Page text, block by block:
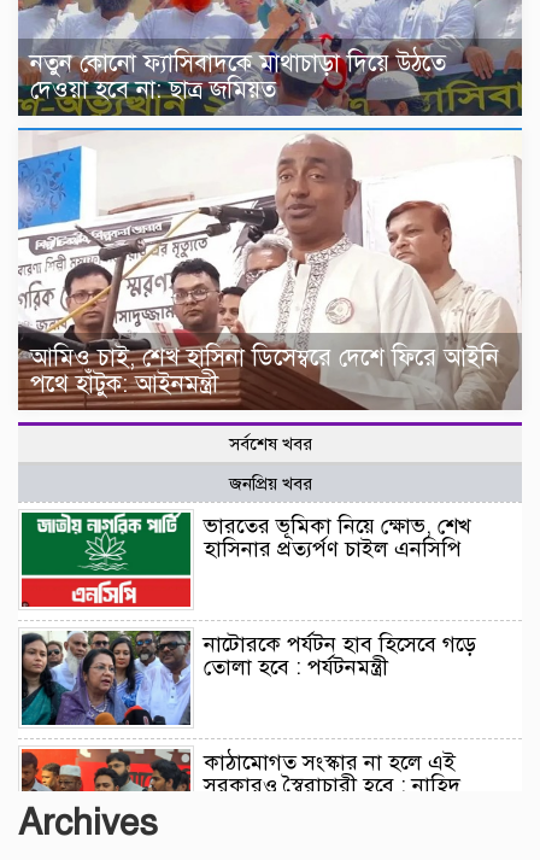
নতুন কোনো ফ্যাসিবাদকে মাথাচাড়া দিয়ে উঠতে
দেওয়া হবে না: ছাত্র জমিয়ত
আমিও চাই, শেখ হাসিনা ডিসেম্বরে দেশে ফিরে আইনি
পথে হাঁটুক: আইনমন্ত্রী
সর্বশেষ খবর
জনপ্রিয় খবর
ভারতের ভূমিকা নিয়ে ক্ষোভ, শেখ
হাসিনার প্রত্যর্পণ চাইল এনসিপি
নাটোরকে পর্যটন হাব হিসেবে গড়ে
তোলা হবে : পর্যটনমন্ত্রী
কাঠামোগত সংস্কার না হলে এই
সরকারও স্বৈরাচারী হবে : নাহিদ
Archives